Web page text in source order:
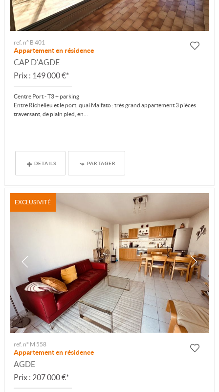
ref. n° B 401
Appartement en résidence
CAP D'AGDE
Prix : 149 000 €*
Centre Port - T3 + parking
Entre Richelieu et le port, quai Malfato : très grand appartement 3 pièces
traversant, de plain pied, en...
DÉTAILS PARTAGER
EXCLUSIVITÉ
ref. n° M 558
Appartement en résidence
AGDE
Prix : 207 000 €*